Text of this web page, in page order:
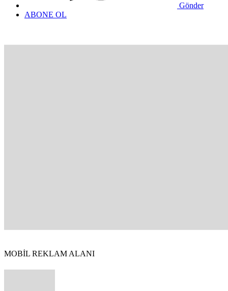
Gönder
ABONE OL
MOBİL REKLAM ALANI